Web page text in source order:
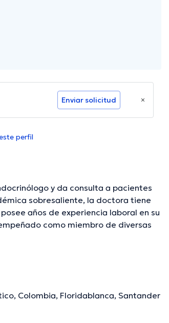
Enviar solicitud
perfil
y da consulta a pacientes
sobresaliente, la doctora tiene
años de experiencia laboral en su
como miembro de diversas
Colombia, Floridablanca, Santander